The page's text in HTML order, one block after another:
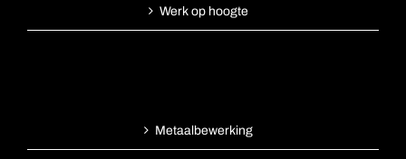
Werk op hoogte
Metaalbewerking